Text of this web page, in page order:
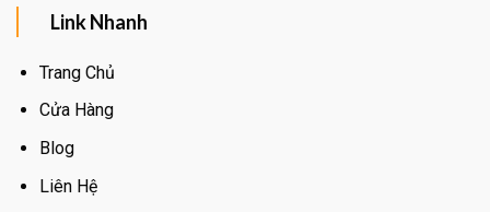
Link Nhanh
Trang Chủ
Cửa Hàng
Blog
Liên Hệ